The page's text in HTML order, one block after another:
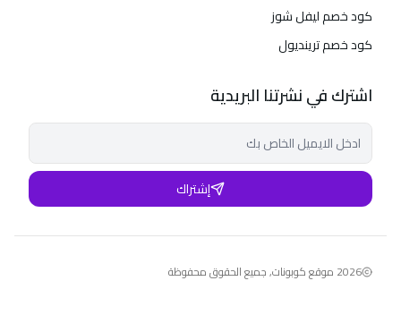
كود خصم ليفل شوز
كود خصم ترينديول
اشترك في نشرتنا البريدية
إشتراك
2026 موقع كوبونات,جميع الحقوق محفوظة